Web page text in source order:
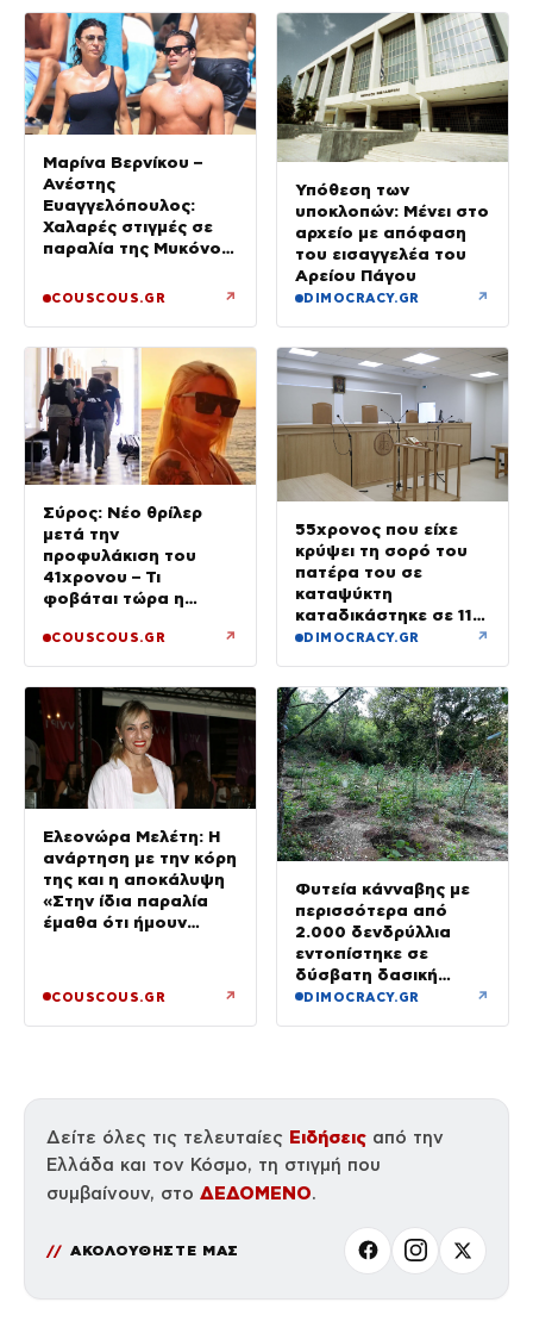
Μαρίνα Βερνίκου –
Ανέστης
Ευαγγελόπουλος:
Χαλαρές στιγμές σε
παραλία της Μυκόνου
COUSCOUS.GR ↗
Υπόθεση των
υποκλοπών: Μένει στο
αρχείο με απόφαση
του εισαγγελέα του
Αρείου Πάγου
DIMOCRACY.GR ↗
Σύρος: Νέο θρίλερ
μετά την
προφυλάκιση του
41χρονου – Τι
φοβάται τώρα η
COUSCOUS.GR ↗
55χρονος που είχε
κρύψει τη σορό του
πατέρα του σε
καταψύκτη
καταδικάστηκε σε 11
μήνες με αναστολή
DIMOCRACY.GR ↗
Ελεονώρα Μελέτη: Η
ανάρτηση με την κόρη
της και η αποκάλυψη
«Στην ίδια παραλία
έμαθα ότι ήμουν
COUSCOUS.GR ↗
Φυτεία κάνναβης με
περισσότερα από
2.000 δενδρύλλια
εντοπίστηκε σε
δύσβατη δασική
περιοχή στη Φθιώτιδα
DIMOCRACY.GR ↗
Δείτε όλες τις τελευταίες Ειδήσεις από την
Ελλάδα και τον Κόσμο, τη στιγμή που
συμβαίνουν, στο ΔΕΔΟΜΕΝΟ.
ΑΚΟΛΟΥΘΗΣΤΕ ΜΑΣ